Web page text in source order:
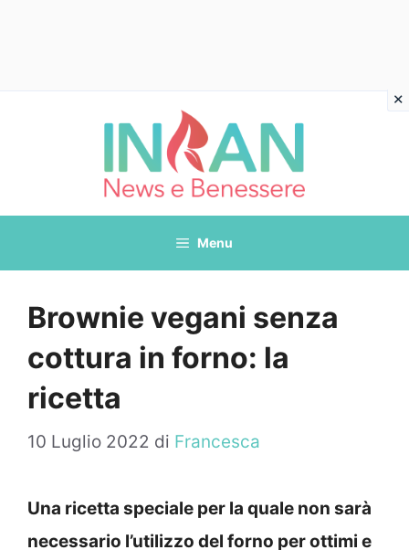
Menu
Brownie vegani senza
cottura in forno: la
ricetta
10 Luglio 2022 di Francesca
Una ricetta speciale per la quale non sarà
necessario l’utilizzo del forno per ottimi e